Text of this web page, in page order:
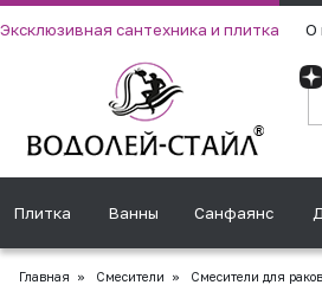
Эксклюзивная сантехника и плитка О
Плитка Ванны Санфаянс
Главная » Смесители » Смесители для